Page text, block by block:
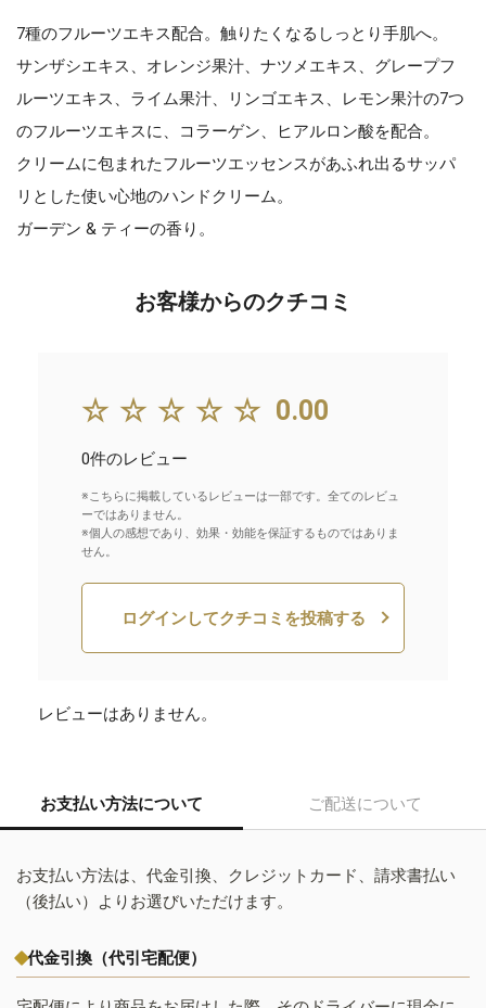
7種のフルーツエキス配合。触りたくなるしっとり手肌へ。
サンザシエキス、オレンジ果汁、ナツメエキス、グレープフ
ルーツエキス、ライム果汁、リンゴエキス、レモン果汁の7つ
のフルーツエキスに、コラーゲン、ヒアルロン酸を配合。
クリームに包まれたフルーツエッセンスがあふれ出るサッパ
リとした使い心地のハンドクリーム。
ガーデン & ティーの香り。
お客様からのクチコミ
☆☆☆☆☆ 0.00
0件のレビュー
※こちらに掲載しているレビューは一部です。全てのレビュ
ーではありません。
※個人の感想であり、効果・効能を保証するものではありま
せん。
ログインしてクチコミを投稿する
レビューはありません。
お支払い方法について ご配送について
お支払い方法は、代金引換、クレジットカード、請求書払い
（後払い）よりお選びいただけます。
代金引換（代引宅配便）